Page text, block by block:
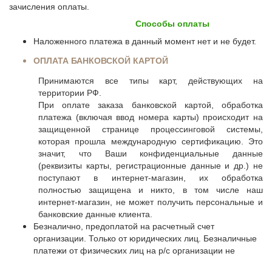
зачисления оплаты.
Способы оплаты
Наложенного платежа в данный момент нет и не будет.
ОПЛАТА БАНКОВСКОЙ КАРТОЙ
Принимаются все типы карт, действующих на
территории РФ.
При оплате заказа банковской картой, обработка
платежа (включая ввод номера карты) происходит на
защищенной странице процессинговой системы,
которая прошла международную сертификацию. Это
значит, что Ваши конфиденциальные данные
(реквизиты карты, регистрационные данные и др.) не
поступают в интернет-магазин, их обработка
полностью защищена и никто, в том числе наш
интернет-магазин, не может получить персональные и
банковские данные клиента.
Безналично, предоплатой на расчетный счет
организации. Только от юридических лиц. Безналичные
платежи от физических лиц на р/с организации не